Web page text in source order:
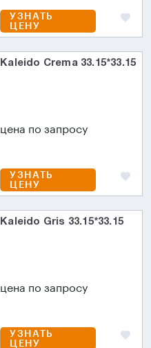
УЗНАТЬ
ЦЕНУ
Kaleido Crema 33.15*33.15
цена по запросу
УЗНАТЬ
ЦЕНУ
Kaleido Gris 33.15*33.15
цена по запросу
УЗНАТЬ
ЦЕНУ